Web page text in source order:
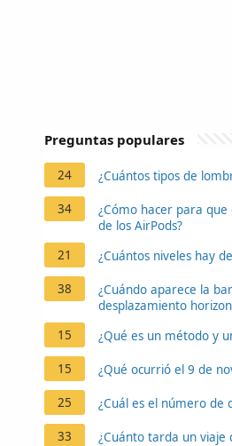
Preguntas populares
24 ¿Cuántos tipos de
34
¿Cómo hacer para
de los AirPods?
21
¿Cuántos niveles hay
38
¿Cuándo aparece la
desplazamiento
15
¿Qué es un método y
15 ¿Qué ocurrió el 9 de
25 ¿Cuál es el número de
33
¿Cuánto tarda un viaje